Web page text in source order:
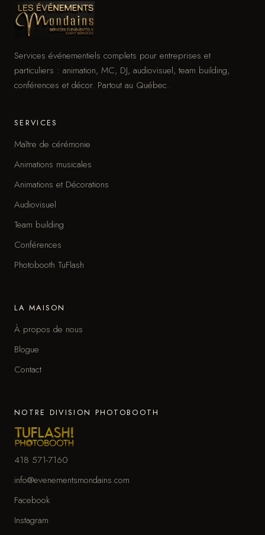
Services événementiels complets pour entreprises et
particuliers : animation, MC, DJ, audiovisuel, team building,
conférences et décor. Partout au Québec.
SERVICES
Maître de cérémonie
Animations musicales
Animations et Décorations
Audiovisuel
Team building
Conférences
Photobooth TuFlash
LA MAISON
À propos de nous
Blogue
Contact
NOTRE DIVISION PHOTOBOOTH
418 571-7160
info@evenementsmondains.com
Facebook
Instagram